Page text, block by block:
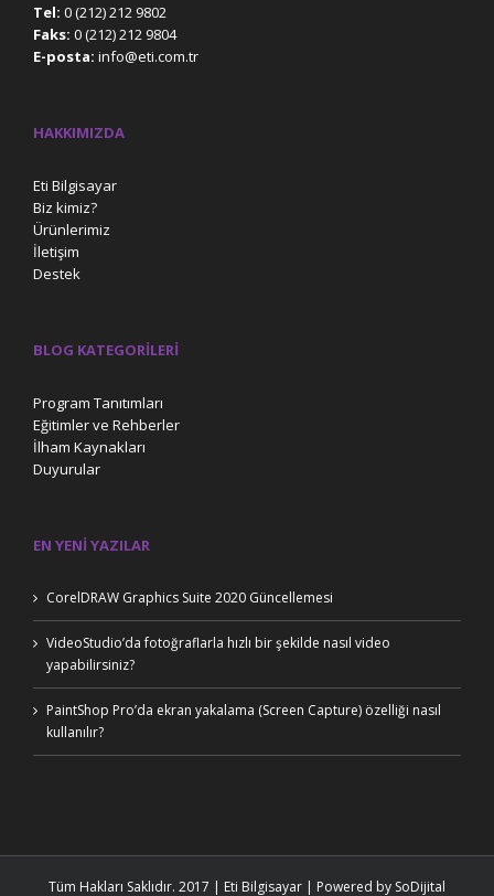
Tel: 0 (212) 212 9802
Faks: 0 (212) 212 9804
E-posta: info@eti.com.tr
HAKKIMIZDA
Eti Bilgisayar
Biz kimiz?
Ürünlerimiz
İletişim
Destek
BLOG KATEGORILERI
Program Tanıtımları
Eğitimler ve Rehberler
İlham Kaynakları
Duyurular
EN YENI YAZILAR
CorelDRAW Graphics Suite 2020 Güncellemesi
VideoStudio’da fotoğraflarla hızlı bir şekilde nasıl video
yapabilirsiniz?
PaintShop Pro’da ekran yakalama (Screen Capture) özelliği nasıl
kullanılır?
Tüm Hakları Saklıdır. 2017 | Eti Bilgisayar | Powered by SoDijital